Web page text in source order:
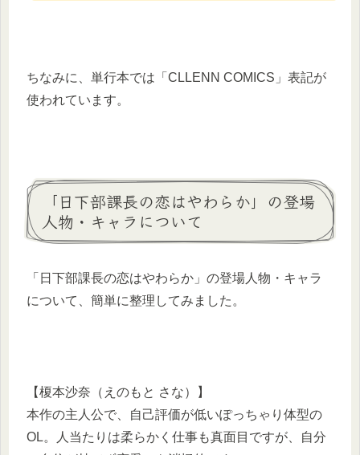
ちなみに、単行本では「CLLENN COMICS」表記が
使われています。
「日下部課長の恋はやわらか」の登場
人物・キャラについて
「日下部課長の恋はやわらか」の登場人物・キャラ
について、簡単に整理してみました。
【榎本沙奈（えのもと さな）】
本作の主人公で、自己評価が低いぽっちゃり体型の
OL。人当たりは柔らかく仕事も真面目ですが、自分